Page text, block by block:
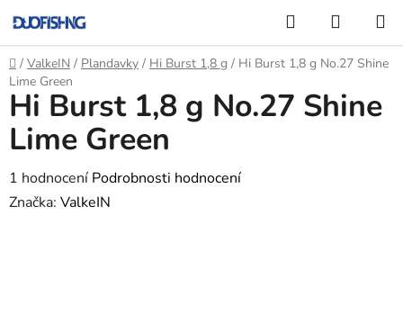
na
obsah
Hledat
KOŠÍK
Domů
/ ValkeIN / Plandavky / Hi Burst 1,8 g / Hi Burst 1,8 g No.27 Shine
Lime Green
Hi Burst 1,8 g No.27 Shine
Lime Green
Průměrné
hodnocení
1 hodnocení Podrobnosti hodnocení
Značka: ValkeIN